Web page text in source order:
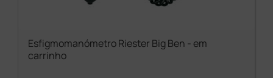
Esfigmomanómetro Riester Big Ben - em
carrinho